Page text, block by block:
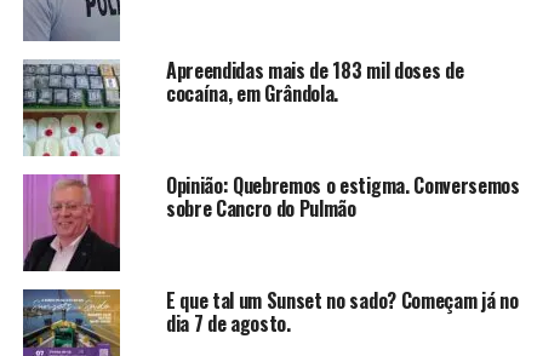
Apreendidas mais de 183 mil doses de
cocaína, em Grândola.
Opinião: Quebremos o estigma. Conversemos
sobre Cancro do Pulmão
E que tal um Sunset no sado? Começam já no
dia 7 de agosto.